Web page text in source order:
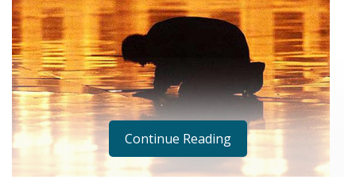
Continue Reading